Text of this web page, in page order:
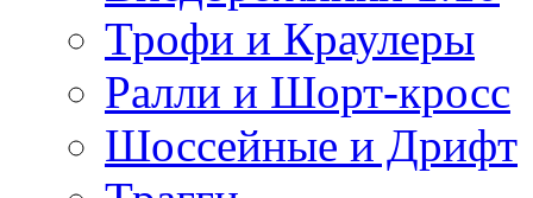
Трофи и Краулеры
Ралли и Шорт-кросс
Шоссейные и Дрифт